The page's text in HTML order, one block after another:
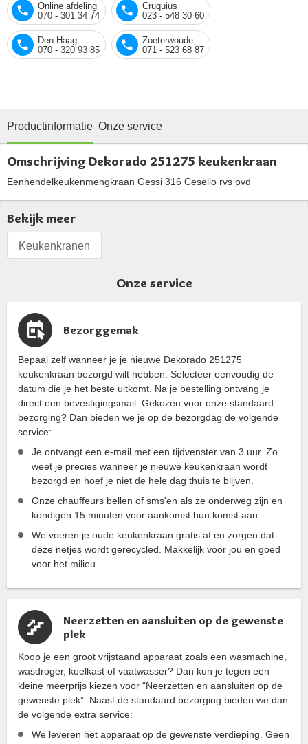
Online afdeling
070 - 301 34 74
Cruquius
023 - 548 30 60
Den Haag
070 - 320 93 85
Zoeterwoude
071 - 523 68 87
Productinformatie Onze service
Omschrijving Dekorado 251275 keukenkraan
Eenhendelkeukenmengkraan Gessi 316 Cesello rvs pvd
Bekijk meer
Keukenkranen
Onze service
Bezorggemak
Bepaal zelf wanneer je je nieuwe Dekorado 251275
keukenkraan bezorgd wilt hebben. Selecteer eenvoudig de
datum die je het beste uitkomt. Na je bestelling ontvang je
direct een bevestigingsmail. Gekozen voor onze standaard
bezorging? Dan bieden we je op de bezorgdag de volgende
service:
Je ontvangt een e-mail met een tijdvenster van 3 uur. Zo
weet je precies wanneer je nieuwe keukenkraan wordt
bezorgd en hoef je niet de hele dag thuis te blijven.
Onze chauffeurs bellen of sms'en als ze onderweg zijn en
kondigen 15 minuten voor aankomst hun komst aan.
We voeren je oude keukenkraan gratis af en zorgen dat
deze netjes wordt gerecycled. Makkelijk voor jou en goed
voor het milieu.
Neerzetten en aansluiten op de gewenste
plek
Koop je een groot vrijstaand apparaat zoals een wasmachine,
wasdroger, koelkast of vaatwasser? Dan kun je tegen een
kleine meerprijs kiezen voor “Neerzetten en aansluiten op de
gewenste plek”. Naast de standaard bezorging bieden we dan
de volgende extra service:
We leveren het apparaat op de gewenste verdieping. Geen